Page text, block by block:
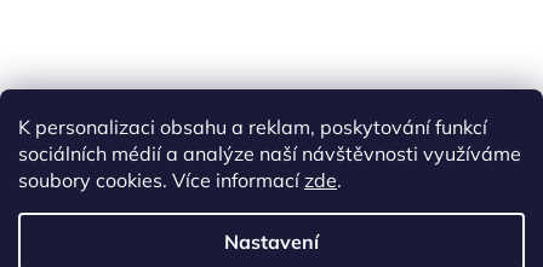
K personalizaci obsahu a reklam, poskytování funkcí
sociálních médií a analýze naší návštěvnosti využíváme
soubory cookies. Více informacízde.
Nastavení